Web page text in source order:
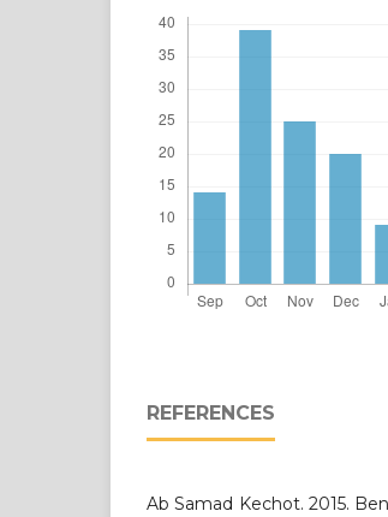
REFERENCES
Ab Samad Kechot. 2015.